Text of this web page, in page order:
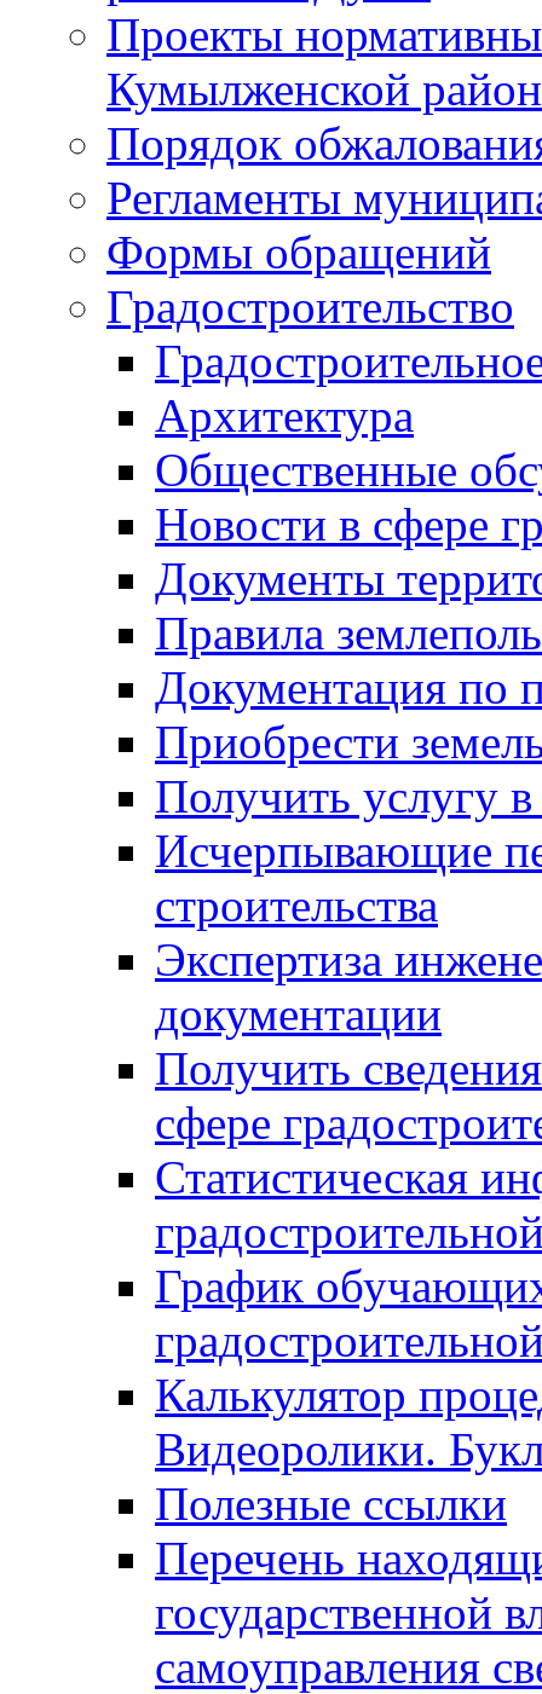
Проекты
Кумылженской
Порядок
Регламенты
Формы обращений
Градостроительство
Архитектура
Общественные
Новости в сфере
Документы
Правила
Документация по
Приобрести
Получить услугу в
Исчерпывающие
строительства
Экспертиза
документации
Получить
сфере
Статистическая
График
Калькулятор
Видеоролики.
Полезные ссылки
Перечень
государственной
самоуправления